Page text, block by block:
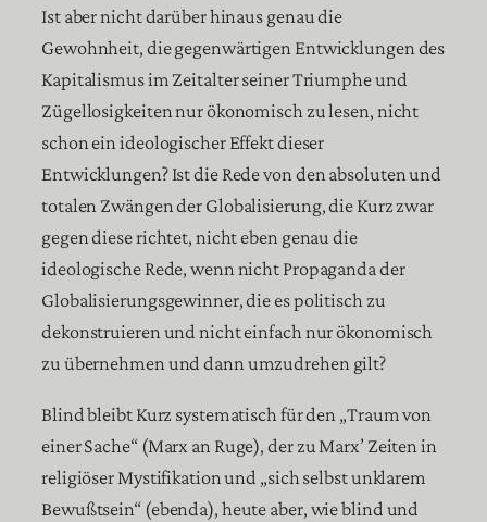
Ist aber nicht darüber hinaus genau die
Gewohnheit, die gegenwärtigen Entwicklungen des
Kapitalismus im Zeitalter seiner Triumphe und
Zügellosigkeiten nur ökonomisch zu lesen, nicht
schon ein ideologischer Effekt dieser
Entwicklungen? Ist die Rede von den absoluten und
totalen Zwängen der Globalisierung, die Kurz zwar
gegen diese richtet, nicht eben genau die
ideologische Rede, wenn nicht Propaganda der
Globalisierungsgewinner, die es politisch zu
dekonstruieren und nicht einfach nur ökonomisch
zu übernehmen und dann umzudrehen gilt?
Blind bleibt Kurz systematisch für den „Traum von
einer Sache“ (Marx an Ruge), der zu Marx’ Zeiten in
religiöser Mystifikation und „sich selbst unklarem
Bewußtsein“ (ebenda), heute aber, wie blind und